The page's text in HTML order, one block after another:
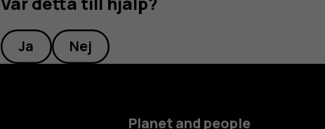
Ja Nej
Planet and people